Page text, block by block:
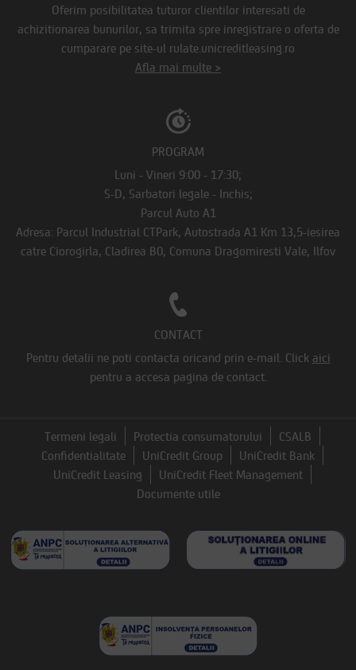
Oferim posibilitatea tuturor clientilor interesati de
achizitionarea bunurilor, sa trimita spre inregistrare o oferta de
cumparare pe site-ul rulate.unicreditleasing.ro
Afla mai multe >
PROGRAM
Luni - Vineri 9:00 - 17:30;
S-D, Sarbatori legale - Inchis;
Parcul Auto A1
Adresa: Parcul Industrial CTPark, Autostrada A1 Km 13,5-iesirea
catre Ciorogirla, Cladirea B0, Comuna Dragomiresti Vale, Ilfov
CONTACT
Pentru detalii ne poti contacta oricand prin e-mail. Click aici
pentru a accesa pagina de contact.
Termeni legali Protectia consumatorului
CSALB
Confidentialitate
UniCredit Group
UniCredit Bank
UniCredit Leasing
UniCredit Fleet Management
Documente utile